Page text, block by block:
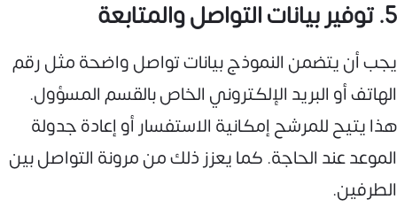
5. توفير بيانات التواصل والمتابعة
يجب أن يتضمن النموذج بيانات تواصل واضحة مثل رقم
الهاتف أو البريد الإلكتروني الخاص بالقسم المسؤول.
هذا يتيح للمرشح إمكانية الاستفسار أو إعادة جدولة
الموعد عند الحاجة. كما يعزز ذلك من مرونة التواصل بين
الطرفين.